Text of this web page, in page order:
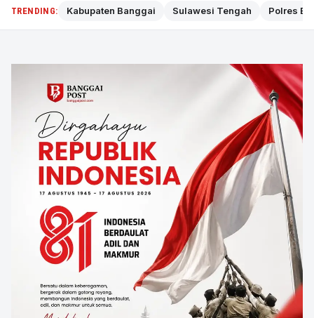
TRENDING: Kabupaten Banggai Sulawesi Tengah Polres